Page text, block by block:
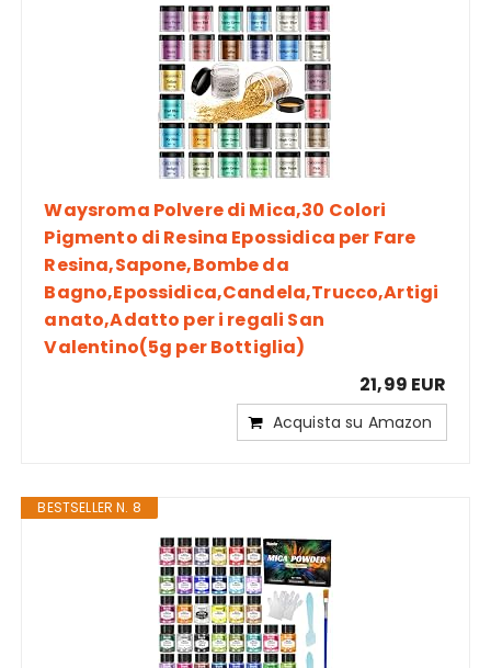
Waysroma Polvere di Mica,30 Colori
Pigmento di Resina Epossidica per Fare
Resina,Sapone,Bombe da
Bagno,Epossidica,Candela,Trucco,Artigi
anato,Adatto per i regali San
Valentino(5g per Bottiglia)
21,99 EUR
Acquista su Amazon
BESTSELLER N. 8